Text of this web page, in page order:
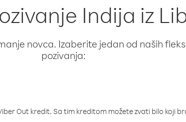
Indija iz
novca. Izaberite jedan od naših
pozivanja:
Out kredit. Sa tim kreditom možete zvati bilo koji